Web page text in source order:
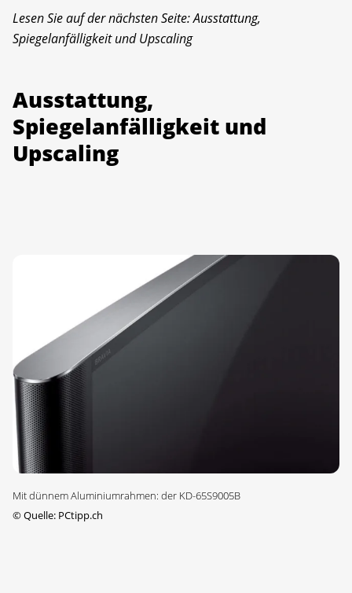
Lesen Sie auf der nächsten Seite: Ausstattung,
Spiegelanfälligkeit und Upscaling
Ausstattung,
Spiegelanfälligkeit und
Upscaling
Mit dünnem Aluminiumrahmen: der KD-65S9005B
©Quelle: PCtipp.ch